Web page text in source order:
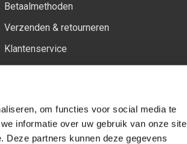
om functies voor social media te
informatie over uw gebruik van onze site
Deze partners kunnen deze gegevens
Betaalmethoden
Verzenden & retourneren
Klantenservice